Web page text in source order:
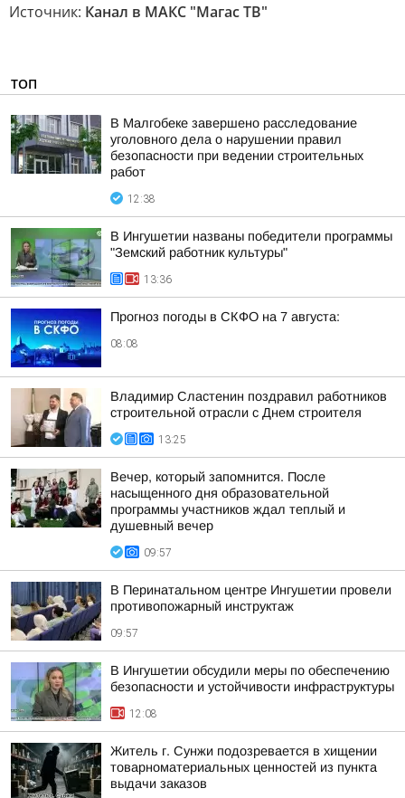
Источник: Канал в МАКС "Магас ТВ"
ТОП
В Малгобеке завершено расследование
уголовного дела о нарушении правил
безопасности при ведении строительных
работ
12:38
В Ингушетии названы победители программы
"Земский работник культуры"
13:36
Прогноз погоды в СКФО на 7 августа:
08:08
Владимир Сластенин поздравил работников
строительной отрасли с Днем строителя
13:25
Вечер, который запомнится. После
насыщенного дня образовательной
программы участников ждал теплый и
душевный вечер
09:57
В Перинатальном центре Ингушетии провели
противопожарный инструктаж
09:57
В Ингушетии обсудили меры по обеспечению
безопасности и устойчивости инфраструктуры
12:08
Житель г. Сунжи подозревается в хищении
товарноматериальных ценностей из пункта
выдачи заказов